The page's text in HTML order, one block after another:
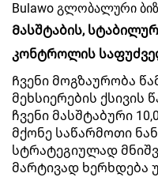
Bulawo გლობალური
Მასშტაბის,
კონტროლის
Ჩვენი მოგზაურობა
მეხსიერების ქსივის
ჩვენი მასშტაბური
მქონე საწარმოთი
სტრატეგიულად
მარტივად ხერხდება